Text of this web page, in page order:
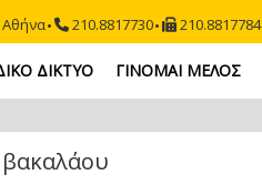
Αθήνα 210.8817730 210.8817784
ΔΙΚΤΥΟ ΓΙΝΟΜΑΙ ΜΕΛΟΣ